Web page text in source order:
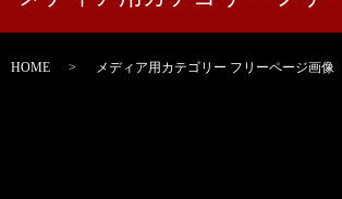
HOME メディア用カテゴリー フリーページ画像